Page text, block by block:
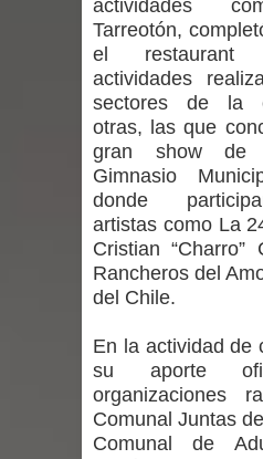
Seremi de
mantiene
niños y
emergencia.
Del anime al
de Chile
por las culturas
Renuncia del
Maule golpea al
denuncias por
actividades
Tarreotón,
el restaurant
actividades
sectores de la
otras, las que
gran show de
Gimnasio
donde
artistas como La
Cristian “Charro”
Rancheros del
del Chile.
En la actividad de
su aporte
organizaciones
Comunal Juntas
Comunal de